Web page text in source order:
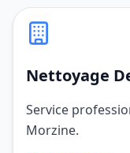
Nettoyage
Service
Morzine.